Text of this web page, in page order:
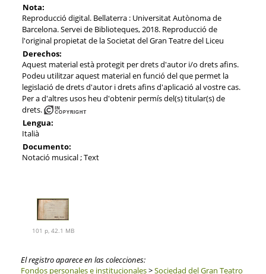
Nota:
Reproducció digital. Bellaterra : Universitat Autònoma de
Barcelona. Servei de Biblioteques, 2018. Reproducció de
l'original propietat de la Societat del Gran Teatre del Liceu
Derechos:
Aquest material està protegit per drets d'autor i/o drets afins.
Podeu utilitzar aquest material en funció del que permet la
legislació de drets d'autor i drets afins d'aplicació al vostre cas.
Per a d'altres usos heu d'obtenir permís del(s) titular(s) de
drets.
Lengua:
Italià
Documento:
Notació musical ; Text
101 p, 42.1 MB
El registro aparece en las colecciones:
Fondos personales e institucionales>Sociedad del Gran Teatro